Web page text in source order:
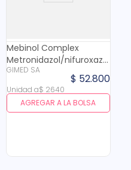
Mebinol Complex
Metronidazol/nifuroxazida
600/200 Mg X 20 Cap
GIMED SA
$ 52.800
Unidad a$ 2640
AGREGAR A LA BOLSA